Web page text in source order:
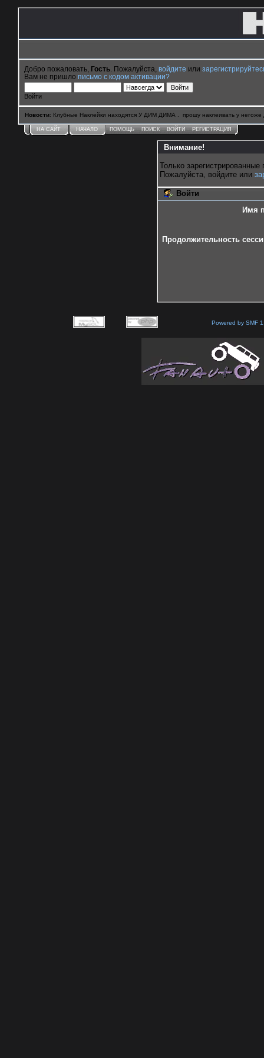
Добро пожаловать, Гость . Пожалуйста, войдите или
Вам не пришло письмо с кодом активации?
Войти
Новости: Клубные Наклейки находятся У ДИМ ДИМА . прошу наклеивать у негоже
НА САЙТ НАЧАЛО ПОМОЩЬ ПОИСК ВОЙТИ РЕГИСТРАЦИЯ
Внимание!
Только
Пожалуйста, войдите или
Войти
Имя
Продолжительность
Powered by SMF